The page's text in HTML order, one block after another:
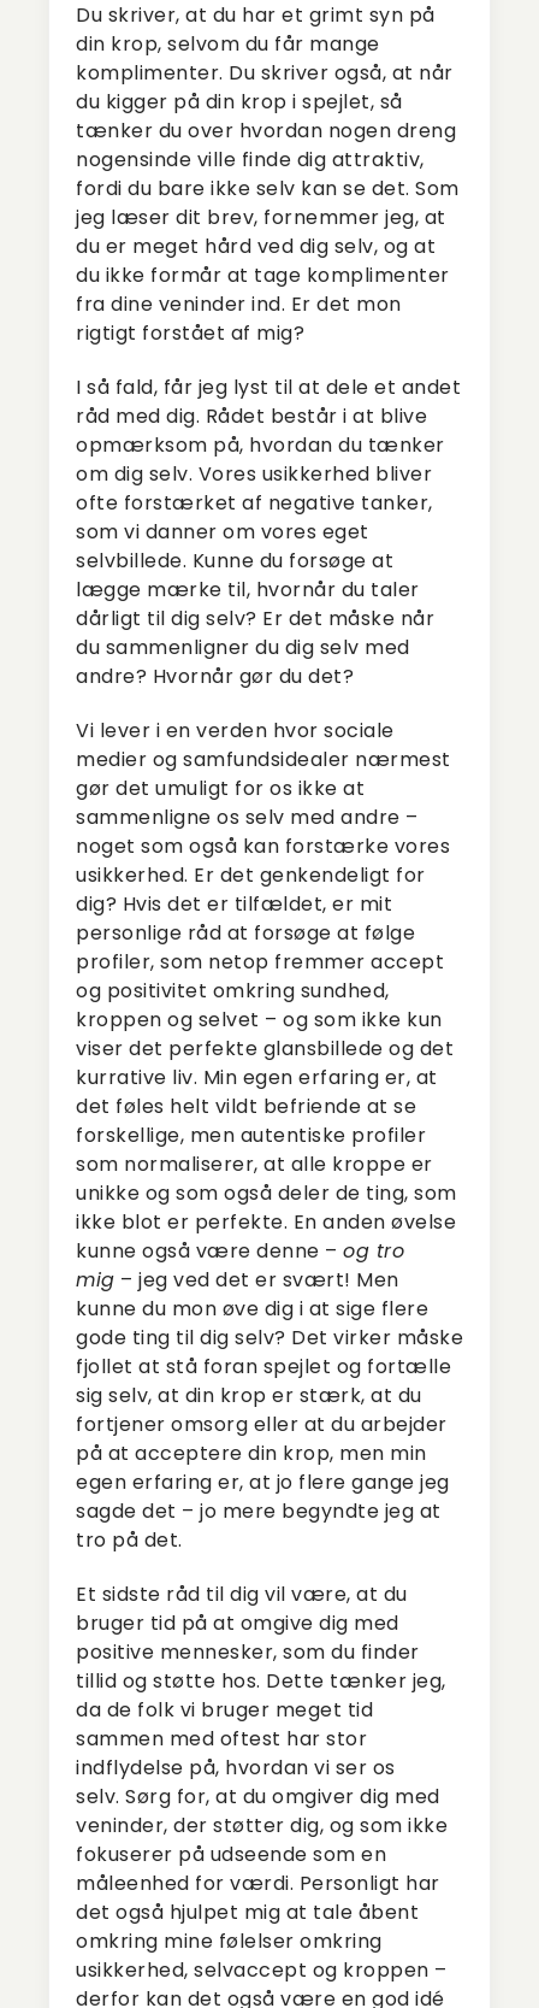
Du skriver, at du har et grimt syn på
din krop, selvom du får mange
komplimenter. Du skriver også, at når
du kigger på din krop i spejlet, så
tænker du over hvordan nogen dreng
nogensinde ville finde dig attraktiv,
fordi du bare ikke selv kan se det. Som
jeg læser dit brev, fornemmer jeg, at
du er meget hård ved dig selv, og at
du ikke formår at tage komplimenter
fra dine veninder ind. Er det mon
rigtigt forstået af mig?
I så fald, får jeg lyst til at dele et andet
råd med dig. Rådet består i at blive
opmærksom på, hvordan du tænker
om dig selv. Vores usikkerhed bliver
ofte forstærket af negative tanker,
som vi danner om vores eget
selvbillede. Kunne du forsøge at
lægge mærke til, hvornår du taler
dårligt til dig selv? Er det måske når
du sammenligner du dig selv med
andre? Hvornår gør du det?
Vi lever i en verden hvor sociale
medier og samfundsidealer nærmest
gør det umuligt for os ikke at
sammenligne os selv med andre –
noget som også kan forstærke vores
usikkerhed. Er det genkendeligt for
dig? Hvis det er tilfældet, er mit
personlige råd at forsøge at følge
profiler, som netop fremmer accept
og positivitet omkring sundhed,
kroppen og selvet – og som ikke kun
viser det perfekte glansbillede og det
kurrative liv. Min egen erfaring er, at
det føles helt vildt befriende at se
forskellige, men autentiske profiler
som normaliserer, at alle kroppe er
unikke og som også deler de ting, som
ikke blot er perfekte. En anden øvelse
kunne også være denne – og tro
mig – jeg ved det er svært! Men
kunne du mon øve dig i at sige flere
gode ting til dig selv? Det virker måske
fjollet at stå foran spejlet og fortælle
sig selv, at din krop er stærk, at du
fortjener omsorg eller at du arbejder
på at acceptere din krop, men min
egen erfaring er, at jo flere gange jeg
sagde det – jo mere begyndte jeg at
tro på det.
Et sidste råd til dig vil være, at du
bruger tid på at omgive dig med
positive mennesker, som du finder
tillid og støtte hos. Dette tænker jeg,
da de folk vi bruger meget tid
sammen med oftest har stor
indflydelse på, hvordan vi ser os
selv. Sørg for, at du omgiver dig med
veninder, der støtter dig, og som ikke
fokuserer på udseende som en
måleenhed for værdi. Personligt har
det også hjulpet mig at tale åbent
omkring mine følelser omkring
usikkerhed, selvaccept og kroppen –
derfor kan det også være en god idé